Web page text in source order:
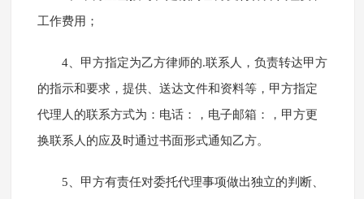
工作费用；
4、甲方指定为乙方律师的.联系人，负责转达甲方
的指示和要求，提供、送达文件和资料等，甲方指定
代理人的联系方式为：电话：，电子邮箱：，甲方更
换联系人的应及时通过书面形式通知乙方。
5、甲方有责任对委托代理事项做出独立的判断、